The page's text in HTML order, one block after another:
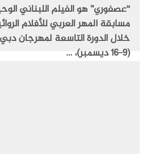
“عصفوري” هو الفيلم اللبناني
مسابقة المهر العربي للأفلام
خلال الدورة التاسعة لمهرجان
(9-16 ديسمبر)، …